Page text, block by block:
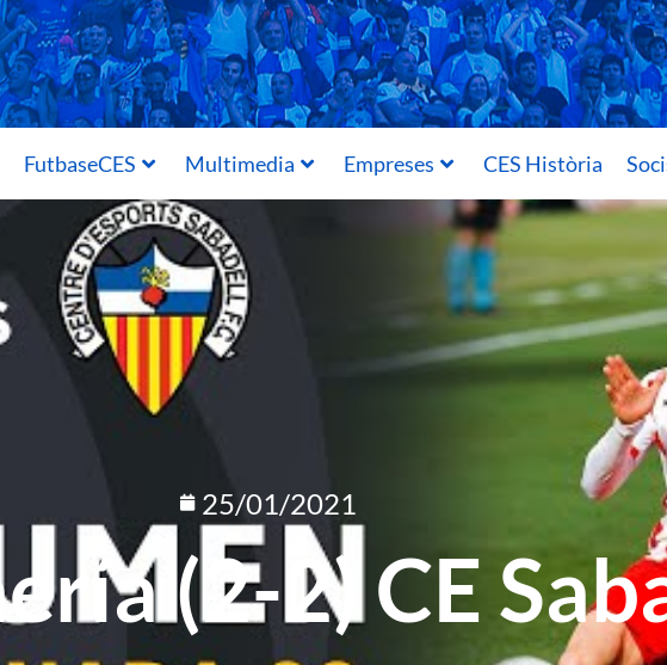
FutbaseCES Multimedia Empreses CES Història
25/01/2021
(2-2) CE